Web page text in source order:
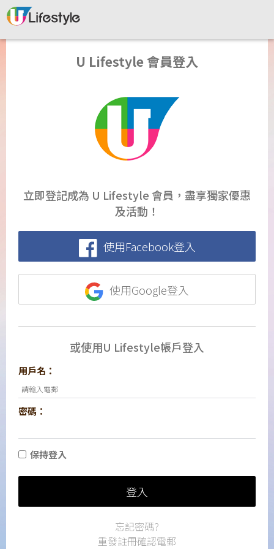
U Lifestyle 會員登入
立即登記成為 U Lifestyle 會員，盡享獨家優惠
及活動！
使用Facebook登入
使用Google登入
或使用U Lifestyle帳戶登入
用戶名：
密碼：
保持登入
登入
忘記密碼?
重發註冊確認電郵